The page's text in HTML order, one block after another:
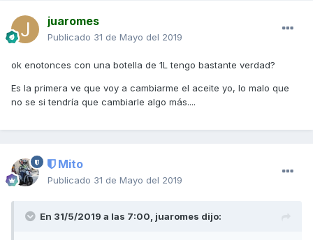
juaromes
Publicado 31 de Mayo del 2019
ok enotonces con una botella de 1L tengo bastante verdad?
Es la primera ve que voy a cambiarme el aceite yo, lo malo que
no se si tendría que cambiarle algo más....
Mito
Publicado 31 de Mayo del 2019
En 31/5/2019 a las 7:00, juaromes dijo: